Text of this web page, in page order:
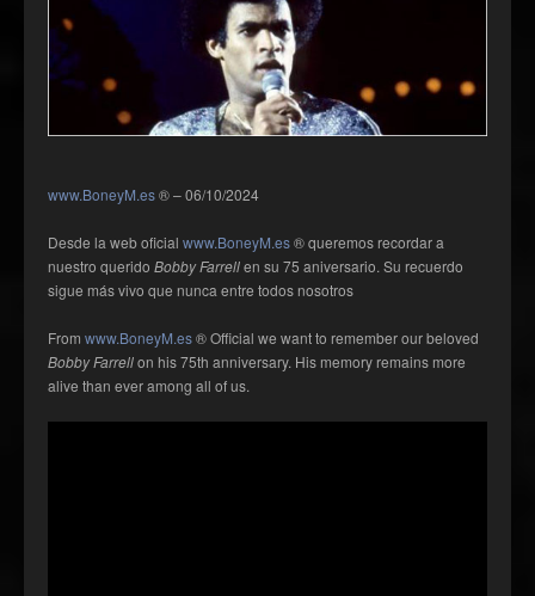
www.BoneyM.es® – 06/10/2024
Desde la web oficial www.BoneyM.es® queremos recordar a
nuestro querido Bobby Farrellen su 75 aniversario. Su recuerdo
sigue más vivo que nunca entre todos nosotros
From www.BoneyM.es® Official we want to remember our beloved
Bobby Farrellon his 75th anniversary. His memory remains more
alive than ever among all of us.